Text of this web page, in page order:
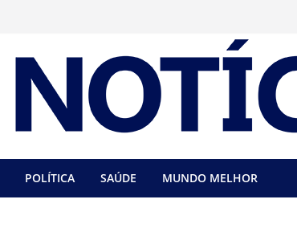
POLÍTICA SAÚDE MUNDO MELHOR